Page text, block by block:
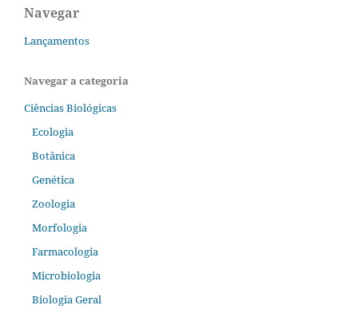
Navegar
Lançamentos
Navegar a categoria
Ciências Biológicas
Ecologia
Botânica
Genética
Zoologia
Morfologia
Farmacologia
Microbiologia
Biologia Geral